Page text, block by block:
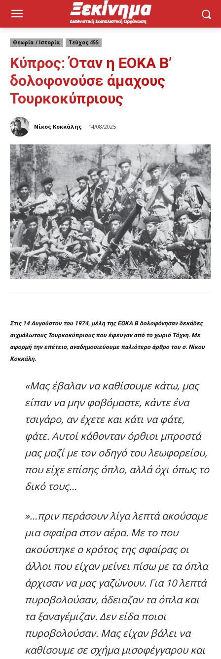
Θεωρία / Ιστορία Τεύχος 455
Κύπρος: Όταν η ΕΟΚΑ Β’
δολοφονούσε άμαχους
Τουρκοκύπριους
Νίκος Κοκκάλης 14/08/2025
Στις 14 Αυγούστου του 1974, μέλη της ΕΟΚΑ Β δολοφόνησαν δεκάδες
αιχμάλωτους Τουρκοκύπριους που έφευγαν από το χωριό Τόχνη. Με
αφορμή την επέτειο, αναδημοσιεύουμε παλιότερο άρθρο του σ. Νίκου
Κοκκάλη.
«Μας έβαλαν να καθίσουμε κάτω, μας
είπαν να μην φοβόμαστε, κάντε ένα
τσιγάρο, αν έχετε και κάτι να φάτε,
φάτε. Αυτοί κάθονταν όρθιοι μπροστά
μας μαζί με τον οδηγό του λεωφορείου,
που είχε επίσης όπλο, αλλά όχι όπως το
δικό τους…
»…πριν περάσουν λίγα λεπτά ακούσαμε
μια σφαίρα στον αέρα. Με το που
ακούστηκε ο κρότος της σφαίρας οι
άλλοι που είχαν μείνει πίσω με τα όπλα
άρχισαν να μας γαζώνουν. Για 10 λεπτά
πυροβολούσαν, άδειαζαν τα όπλα και
τα ξαναγέμιζαν. Δεν είδα ποιοι
πυροβολούσαν. Μας είχαν βάλει να
καθίσουμε σε σχήμα μισοφέγγαρου και